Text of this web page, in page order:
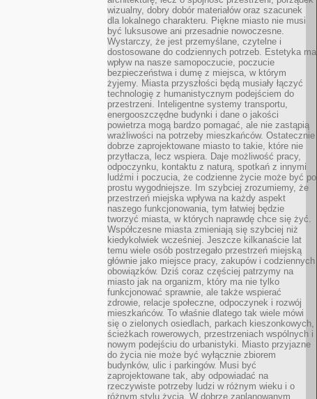
wizualny, dobry dobór materiałów oraz szacunek
dla lokalnego charakteru. Piękne miasto nie musi
być luksusowe ani przesadnie nowoczesne.
Wystarczy, że jest przemyślane, czytelne i
dostosowane do codziennych potrzeb. Estetyka ma
wpływ na nasze samopoczucie, poczucie
bezpieczeństwa i dumę z miejsca, w którym
żyjemy. Miasta przyszłości będą musiały łączyć
technologię z humanistycznym podejściem do
przestrzeni. Inteligentne systemy transportu,
energooszczędne budynki i dane o jakości
powietrza mogą bardzo pomagać, ale nie zastąpią
wrażliwości na potrzeby mieszkańców. Ostatecznie
dobrze zaprojektowane miasto to takie, które nie
przytłacza, lecz wspiera. Daje możliwość pracy,
odpoczynku, kontaktu z naturą, spotkań z innymi
ludźmi i poczucia, że codzienne życie może być po
prostu wygodniejsze. Im szybciej zrozumiemy, że
przestrzeń miejska wpływa na każdy aspekt
naszego funkcjonowania, tym łatwiej będzie
tworzyć miasta, w których naprawdę chce się żyć.
Współczesne miasta zmieniają się szybciej niż
kiedykolwiek wcześniej. Jeszcze kilkanaście lat
temu wiele osób postrzegało przestrzeń miejską
głównie jako miejsce pracy, zakupów i codziennych
obowiązków. Dziś coraz częściej patrzymy na
miasto jak na organizm, który ma nie tylko
funkcjonować sprawnie, ale także wspierać
zdrowie, relacje społeczne, odpoczynek i rozwój
mieszkańców. To właśnie dlatego tak wiele mówi
się o zielonych osiedlach, parkach kieszonkowych,
ścieżkach rowerowych, przestrzeniach wspólnych i
nowym podejściu do urbanistyki. Miasto przyjazne
do życia nie może być wyłącznie zbiorem
budynków, ulic i parkingów. Musi być
zaprojektowane tak, aby odpowiadać na
rzeczywiste potrzeby ludzi w różnym wieku i o
różnym stylu życia. W dobrze zaplanowanym